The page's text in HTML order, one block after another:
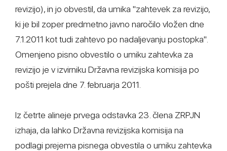
revizijo), in jo obvestil, da umika "zahtevek za revizijo,
ki je bil zoper predmetno javno naročilo vložen dne
7.1.2011 kot tudi zahtevo po nadaljevanju postopka".
Omenjeno pisno obvestilo o umiku zahtevka za
revizijo je v izvirniku Državna revizijska komisija po
pošti prejela dne 7. februarja 2011.
Iz četrte alineje prvega odstavka 23. člena ZRPJN
izhaja, da lahko Državna revizijska komisija na
podlagi prejema pisnega obvestila o umiku zahtevka